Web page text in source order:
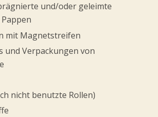
und/oder geleimte
mit Magnetstreifen
und Verpackungen von
nicht benutzte Rollen)